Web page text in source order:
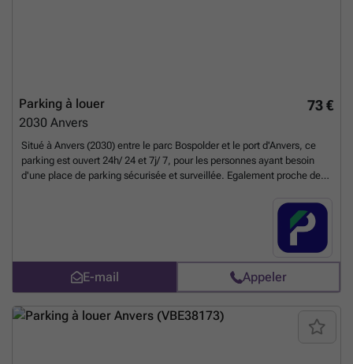
73 €
Parking à louer
2030 Anvers
Situé à Anvers (2030) entre le parc Bospolder et le port d'Anvers, ce
parking est ouvert 24h/ 24 et 7j/ 7, pour les personnes ayant besoin
d'une place de parking sécurisée et surveillée. Egalement proche des
Antwerpen Halifaxstraat, il est parfait pour les personnes habitant ou
travaillant dans le secteur du port d'Anvers. Vous pouvez réserver
utm_source=ubiflow&utm_medium=referral&utm_campaign=parking
_listing&utm_content=be
E-mail Appeler